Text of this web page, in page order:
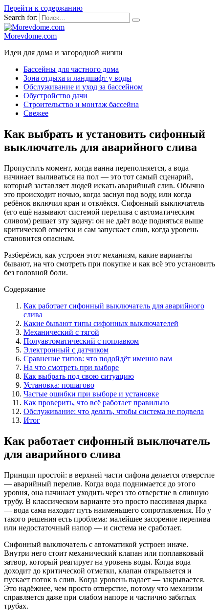
Перейти к содержанию
Search for:
Morevdome.com
Идеи для дома и загородной жизни
Бассейны для частного дома
Зона отдыха и ландшафт у воды
Обслуживание и уход за бассейном
Обустройство дачи
Строительство и монтаж бассейна
Свежее
Как выбрать и установить сифонный
выключатель для аварийного слива
Пропустить момент, когда ванна переполняется, а вода
начинает выливаться на пол — это тот самый сценарий,
который заставляет людей искать аварийный слив. Обычно
это происходит ночью, когда заснул под воду, или когда
ребёнок включил кран и отвлёкся. Сифонный выключатель
(его ещё называют системой перелива с автоматическим
сливом) решает эту задачу: он не даёт воде подняться выше
критической отметки и сам запускает слив, когда уровень
становится опасным.
Разберёмся, как устроен этот механизм, какие варианты
бывают, на что смотреть при покупке и как всё это установить
без головной боли.
Содержание
Как работает сифонный выключатель для аварийного
слива
Какие бывают типы сифонных выключателей
Механический с тягой
Полуавтоматический с поплавком
Электронный с датчиком
Сравнение типов: что подойдёт именно вам
На что смотреть при выборе
Как выбрать под свою ситуацию
Установка: пошагово
Частые ошибки при выборе и установке
Как проверить, что всё работает правильно
Обслуживание: что делать, чтобы система не подвела
Итог
Как работает сифонный выключатель
для аварийного слива
Принцип простой: в верхней части сифона делается отверстие
— аварийный перелив. Когда вода поднимается до этого
уровня, она начинает уходить через это отверстие в сливную
трубу. В классическом варианте это просто пассивная дырка
— вода сама находит путь наименьшего сопротивления. Но у
такого решения есть проблема: малейшее засорение перелива
или недостаточный напор — и система не сработает.
Сифонный выключатель с автоматикой устроен иначе.
Внутри него стоит механический клапан или поплавковый
затвор, который реагирует на уровень воды. Когда вода
доходит до критической отметки, клапан открывается и
пускает поток в слив. Когда уровень падает — закрывается.
Это надёжнее, чем просто отверстие, потому что механизм
справляется даже при слабом напоре и частично забитых
трубах.